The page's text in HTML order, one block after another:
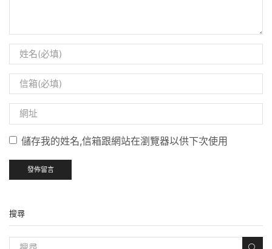
儲存我的姓名,信箱跟網站在瀏覽器以供下次使用
搜尋